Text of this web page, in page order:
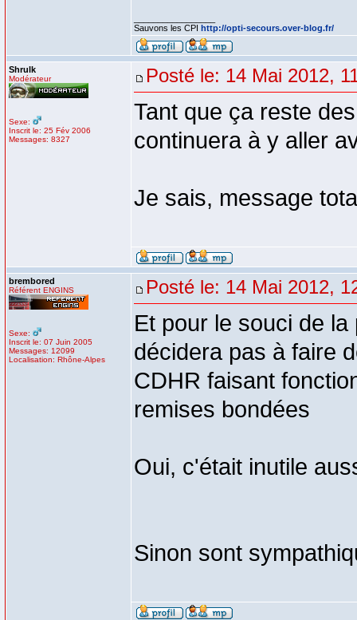
Sauvons les CPI http://opti-secours.over-blog.fr/
Shrulk
Modérateur
Sexe:
Inscrit le: 25 Fév 2006
Messages: 8327
Posté le: 14 Mai 2012,
Tant que ça reste
continuera à y aller
Je sais, message
brembored
Référent ENGINS
Sexe:
Inscrit le: 07 Juin 2005
Messages: 12099
Localisation: Rhône-Alpes
Posté le: 14 Mai 2012,
Et pour le souci de
décidera pas à faire
CDHR faisant
remises bondées
Oui, c'était inutile
Sinon sont